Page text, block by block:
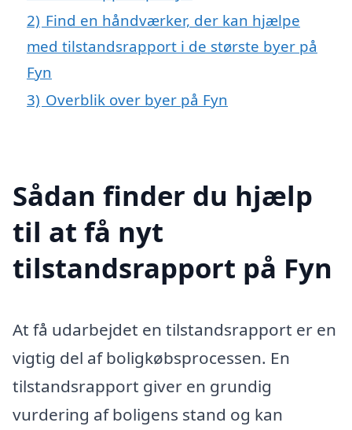
2) Find en håndværker, der kan hjælpe
med tilstandsrapport i de største byer på
Fyn
3) Overblik over byer på Fyn
Sådan finder du hjælp
til at få nyt
tilstandsrapport på Fyn
At få udarbejdet en tilstandsrapport er en
vigtig del af boligkøbsprocessen. En
tilstandsrapport giver en grundig
vurdering af boligens stand og kan